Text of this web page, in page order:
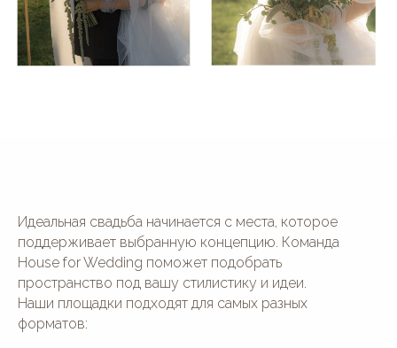
Идеальная свадьба начинается с места, которое
поддерживает выбранную концепцию. Команда
House for Wedding поможет подобрать
пространство под вашу стилистику и идеи.
Наши площадки подходят для самых разных
форматов: